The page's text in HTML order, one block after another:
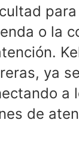
o la
ya
a
de